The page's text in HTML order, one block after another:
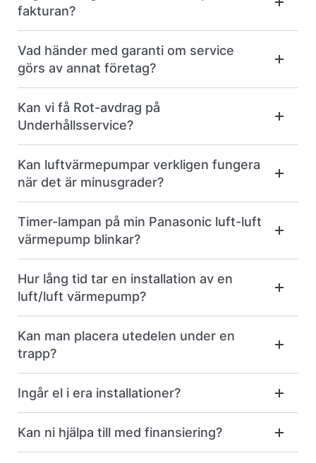
fakturan?
Vad händer med garanti om service
görs av annat företag?
Kan vi få Rot-avdrag på
Underhållsservice?
Kan luftvärmepumpar verkligen fungera
när det är minusgrader?
Timer-lampan på min Panasonic luft-luft
värmepump blinkar?
Hur lång tid tar en installation av en
luft/luft värmepump?
Kan man placera utedelen under en
trapp?
Ingår el i era installationer?
Kan ni hjälpa till med finansiering?